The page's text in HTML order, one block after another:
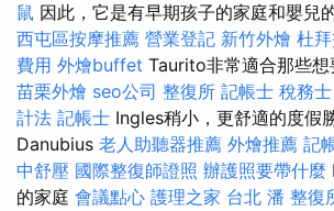
鼠 因此，它是有早期孩子的家庭和嬰兒
西屯區按摩推薦 營業登記 新竹外燴 杜
費用 外燴buffet Taurito非常適合那些
苗栗外燴 seo公司 整復所 記帳士 稅務士
計法 記帳士 Ingles稍小，更舒適的度假
Danubius 老人助聽器推薦 外燴推薦 記
中舒壓 國際整復師證照 辦護照要帶什麼
的家庭 會議點心 護理之家 台北 潘 整復